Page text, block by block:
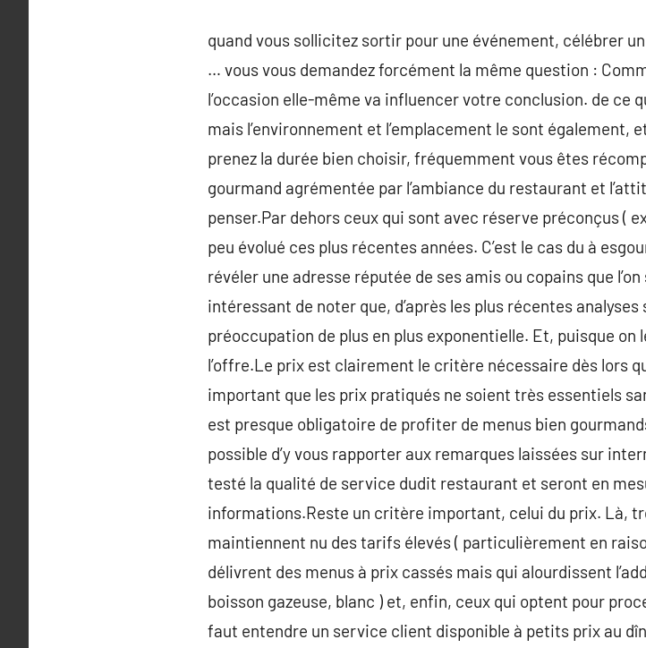
quand vous sollicitez sortir pour une événement, célébrer
… vous vous demandez forcément la même question :
l’occasion elle-même va influencer votre conclusion. de ce
mais l’environnement et l’emplacement le sont également,
prenez la durée bien choisir, fréquemment vous êtes
gourmand agrémentée par l’ambiance du restaurant et
penser.Par dehors ceux qui sont avec réserve préconçus (
peu évolué ces plus récentes années. C’est le cas du à
révéler une adresse réputée de ses amis ou copains que
intéressant de noter que, d’après les plus récentes
préoccupation de plus en plus exponentielle. Et, puisque on
l’offre.Le prix est clairement le critère nécessaire dès lors
important que les prix pratiqués ne soient très essentiels
est presque obligatoire de profiter de menus bien
possible d’y vous rapporter aux remarques laissées sur
testé la qualité de service dudit restaurant et seront en
informations.Reste un critère important, celui du prix. Là,
maintiennent nu des tarifs élevés ( particulièrement en
délivrent des menus à prix cassés mais qui alourdissent
boisson gazeuse, blanc ) et, enfin, ceux qui optent pour
faut entendre un service client disponible à petits prix au